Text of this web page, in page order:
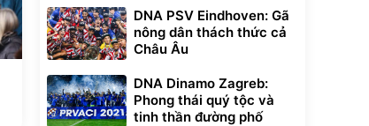
DNA PSV Eindhoven: Gã
nông dân thách thức cả
Châu Âu
DNA Dinamo Zagreb:
Phong thái quý tộc và
tinh thần đường phố